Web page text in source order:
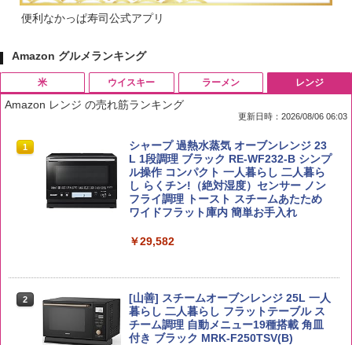
便利なかっぱ寿司公式アプリ
Amazon グルメランキング
米
1 by Amazon 国産ブレンド米 精米 5kg
￥2,650
￥3,325
ウイスキー
1
ブラックニッカ ニッカ Nikka ウィスキ
ー4000ml ブラックニッカクリア ウヰス
キー 【日本 アサヒ ウィスキー】 大容量
お得 4リットル
￥3,940
￥6,051
ラーメン
1
チキンラーメン どんぶり 85g×12個 日清
食品 インスタント カップ麺
￥1,745
国分 tabete だし麺 千葉県産はまぐりだ
￥2,294
レンジ
Amazon レンジ の売れ筋ランキング
更新日時：2026/08/06 06:03
1
シャープ 過熱水蒸気 オーブンレンジ 23
L 1段調理 ブラック RE-WF232-B シンプ
ル操作 コンパクト 一人暮らし 二人暮ら
し らくチン!（絶対湿度）センサー ノン
フライ調理 トースト スチームあたため
ワイドフラット庫内 簡単お手入れ
￥29,582
2
[山善] スチームオーブンレンジ 25L 一人
暮らし 二人暮らし フラットテーブル ス
チーム調理 自動メニュー19種搭載 角皿
付き ブラック MRK-F250TSV(B)